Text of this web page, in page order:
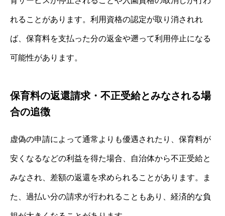
れることがあります。利用資格の認定が取り消されれ
ば、保育料を支払った分の返金や遡って利用停止になる
可能性があります。
保育料の返還請求・不正受給とみなされる場
合の追徴
虚偽の申請によって通常よりも優遇されたり、保育料が
安くなるなどの利益を得た場合、自治体から不正受給と
みなされ、差額の返還を求められることがあります。ま
た、過払い分の請求が行われることもあり、経済的な負